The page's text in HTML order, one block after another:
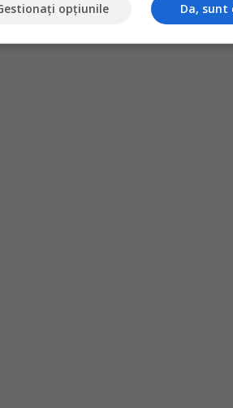
Da, sunt
opțiunile